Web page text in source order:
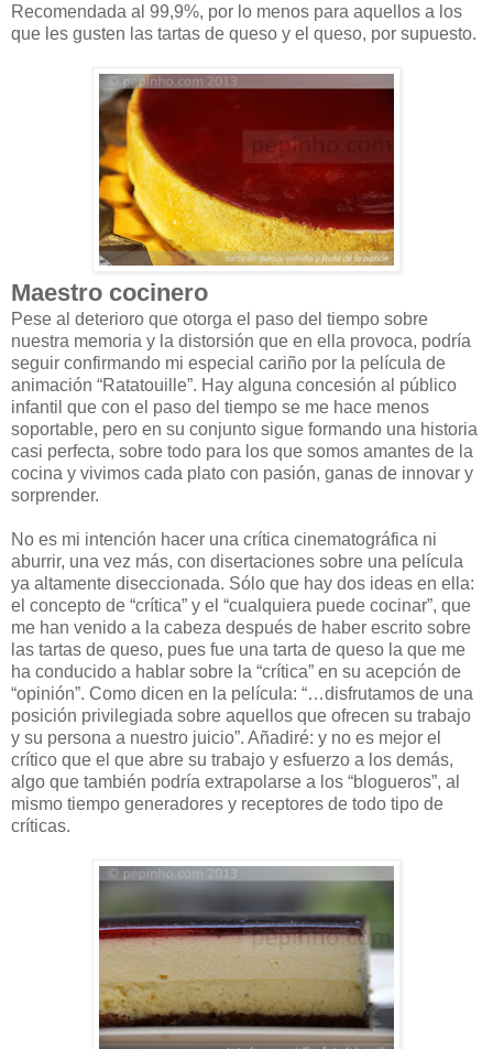
Recomendada al 99,9%, por lo menos para aquellos a los
que les gusten las tartas de queso y el queso, por supuesto.
Maestro cocinero
Pese al deterioro que otorga el paso del tiempo sobre
nuestra memoria y la distorsión que en ella provoca, podría
seguir confirmando mi especial cariño por la película de
animación “Ratatouille”. Hay alguna concesión al público
infantil que con el paso del tiempo se me hace menos
soportable, pero en su conjunto sigue formando una historia
casi perfecta, sobre todo para los que somos amantes de la
cocina y vivimos cada plato con pasión, ganas de innovar y
sorprender.
No es mi intención hacer una crítica cinematográfica ni
aburrir, una vez más, con disertaciones sobre una película
ya altamente diseccionada. Sólo que hay dos ideas en ella:
el concepto de “crítica” y el “cualquiera puede cocinar”, que
me han venido a la cabeza después de haber escrito sobre
las tartas de queso, pues fue una tarta de queso la que me
ha conducido a hablar sobre la “crítica” en su acepción de
“opinión”. Como dicen en la película: “…disfrutamos de una
posición privilegiada sobre aquellos que ofrecen su trabajo
y su persona a nuestro juicio”. Añadiré: y no es mejor el
crítico que el que abre su trabajo y esfuerzo a los demás,
algo que también podría extrapolarse a los “blogueros”, al
mismo tiempo generadores y receptores de todo tipo de
críticas.